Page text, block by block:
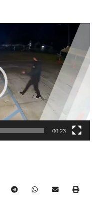
00:23